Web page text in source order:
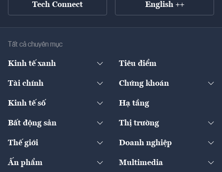
Tech Connect English ++
Tất cả chuyên mục
Kinh tế xanh
Diễn đàn
Tiêu điểm
Tài chính
Ngân hàng
Bảo hiểm
Chứng khoán
Doanh nghiệp niêm yết
Khung pháp lý
Kinh tế số
Sản phẩm - Thị trường
Start-up
Hạ tầng
Bất động sản
Chính sách
Thị trường
Thế giới
Kinh tế
Doanh nghiệp
Ấn phẩm Multimedia